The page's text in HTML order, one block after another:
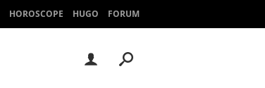
HOROSCOPE HUGO FORUM